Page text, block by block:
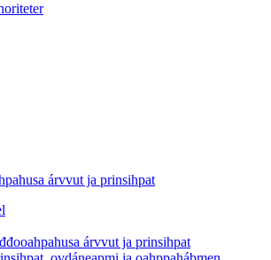
árvvut ja prinsihpat
árvvut ja prinsihpat